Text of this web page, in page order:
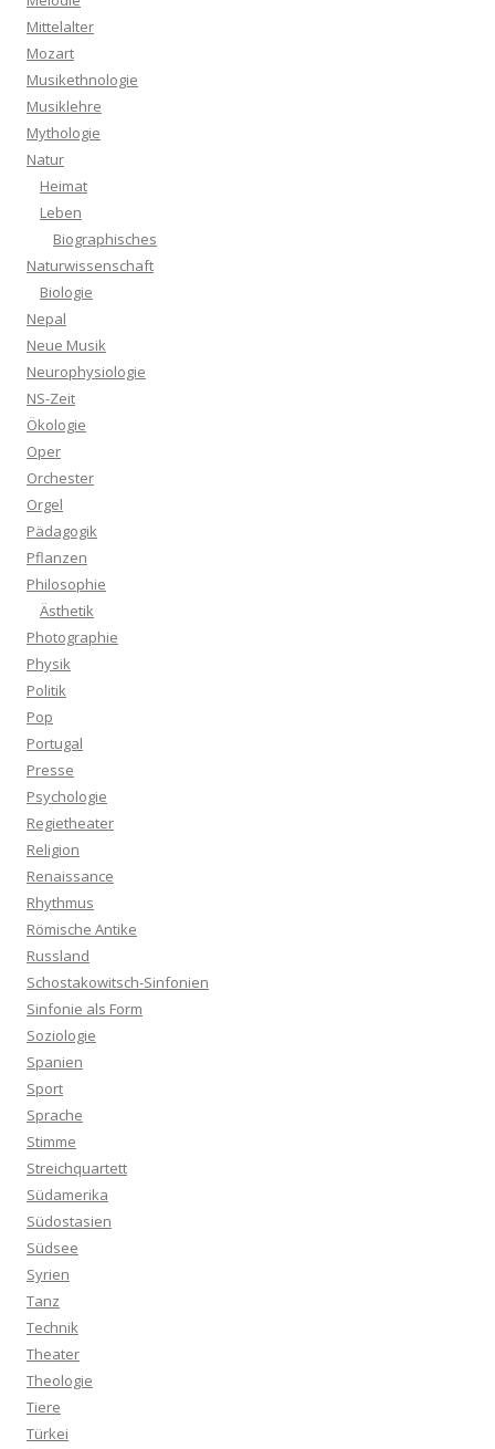
Mittelalter
Mozart
Musikethnologie
Musiklehre
Mythologie
Natur
Heimat
Leben
Biographisches
Naturwissenschaft
Biologie
Nepal
Neue Musik
Neurophysiologie
NS-Zeit
Ökologie
Oper
Orchester
Orgel
Pädagogik
Pflanzen
Philosophie
Ästhetik
Photographie
Physik
Politik
Pop
Portugal
Presse
Psychologie
Regietheater
Religion
Renaissance
Rhythmus
Römische Antike
Russland
Schostakowitsch-Sinfonien
Sinfonie als Form
Soziologie
Spanien
Sport
Sprache
Stimme
Streichquartett
Südamerika
Südostasien
Südsee
Syrien
Tanz
Technik
Theater
Theologie
Tiere
Türkei